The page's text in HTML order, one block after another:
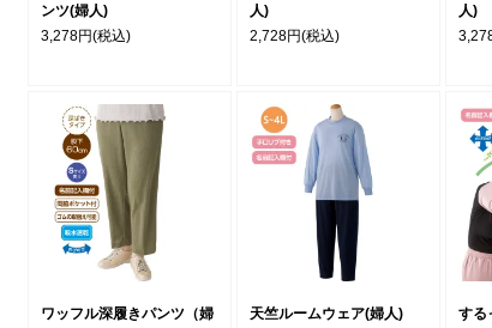
ンツ(婦人)
3,278円(税込)
人)
2,728円(税込)
人)
ワッフル深履きパンツ（婦
天竺ルームウェア(婦人)
する